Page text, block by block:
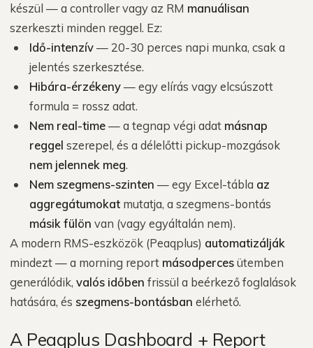
készül — a controller vagy az RM manuálisan
szerkeszti minden reggel. Ez:
Idő-intenzív— 20-30 perces napi munka, csak a
jelentés szerkesztése.
Hibára-érzékeny— egy elírás vagy elcsúszott
formula = rossz adat.
Nem real-time— a tegnap végi adat másnap
reggel szerepel, és a délelőtti pickup-mozgások
nem jelennek meg.
Nem szegmens-szinten — egy Excel-tábla az
aggregátumokat mutatja, a szegmens-bontás
másik fülön van (vagy egyáltalán nem).
A modern RMS-eszközök (Peaqplus) automatizálják
mindezt — a morning report másodpercesütemben
generálódik, valós időben frissül a beérkező foglalások
hatására, és szegmens-bontásban elérhető.
A Peaqplus Dashboard + Report